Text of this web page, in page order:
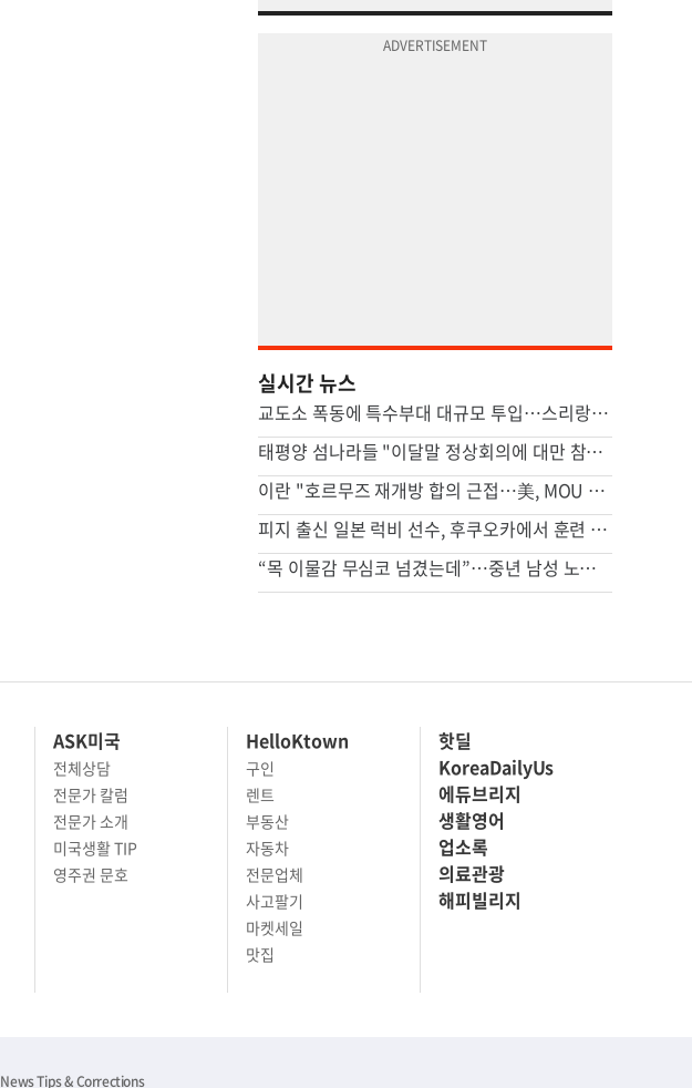
실시간 뉴스
교도소 폭동에 특수부대 대규모 투입…스리랑카서 3명 사망
태평양 섬나라들 "이달말 정상회의에 대만 참석"…중국 반발할듯
이란 "호르무즈 재개방 합의 근접…美, MOU 위반 배상해야"
피지 출신 일본 럭비 선수, 후쿠오카에서 훈련 중 열사병 사망
“목 이물감 무심코 넘겼는데”…중년 남성 노리는 ‘침묵의 암’ [Health&]
ASK미국
전체상담
전문가 칼럼
전문가 소개
미국생활 TIP
영주권 문호
HelloKtown
구인
렌트
부동산
자동차
전문업체
사고팔기
마켓세일
맛집
핫딜
KoreaDailyUs
에듀브리지
생활영어
업소록
의료관광
해피빌리지
News Tips & Corrections